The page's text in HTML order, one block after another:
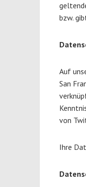
bzw.
Auf
San
von
Ihre